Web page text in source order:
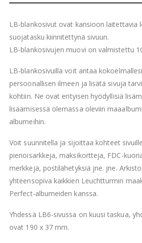
LB-blankosivut ovat kansioon laitettavia
suojatasku kiinnitettynä sivuun.
LB-blankosivujen muovi on valmistettu
LB-blankosivuilla voit antaa
persoonallisen ilmeen ja lisätä sivuja
kohtiin. Ne ovat erityisen hyödyllisiä
lisäämisessä olemassa oleviin
albumeihin.
Voit suunnitella ja sijoittaa kohteet
pienoisarkkeja, maksikortteja, FDC-
merkkejä, postilähetyksiä jne. jne.
yhteensopiva kaikkien Leuchtturmin
Perfect-albumeiden kanssa.
Yhdessä LB6-sivussa on kuusi taskua,
ovat 190 x 37 mm.